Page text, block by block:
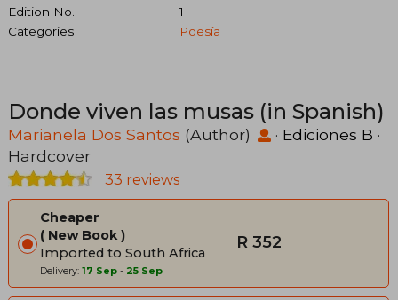
Edition No.
1
Categories
Poesía
Donde viven las musas (in Spanish)
Marianela Dos Santos (Author) · Ediciones B ·
Hardcover
33 reviews
Cheaper
New Book
Imported to South Africa
Delivery: 17 Sep - 25 Sep
R 352